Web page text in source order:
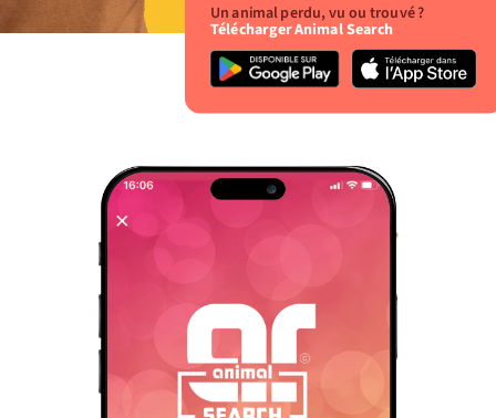
Un animal perdu, vu ou trouvé ?
Télécharger Animal Search